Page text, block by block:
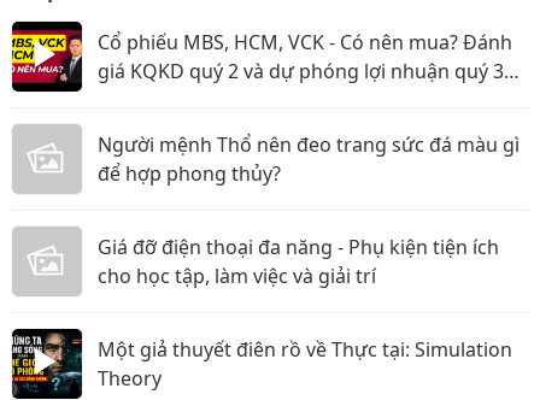
Cổ phiếu MBS, HCM, VCK - Có nên mua? Đánh
giá KQKD quý 2 và dự phóng lợi nhuận quý 3
Người mệnh Thổ nên đeo trang sức đá màu gì
để hợp phong thủy?
Giá đỡ điện thoại đa năng - Phụ kiện tiện ích
cho học tập, làm việc và giải trí
Một giả thuyết điên rồ về Thực tại: Simulation
Theory